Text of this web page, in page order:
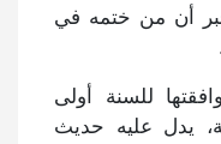
أن من ختمه في
للسنة أولى
يدل عليه حديث